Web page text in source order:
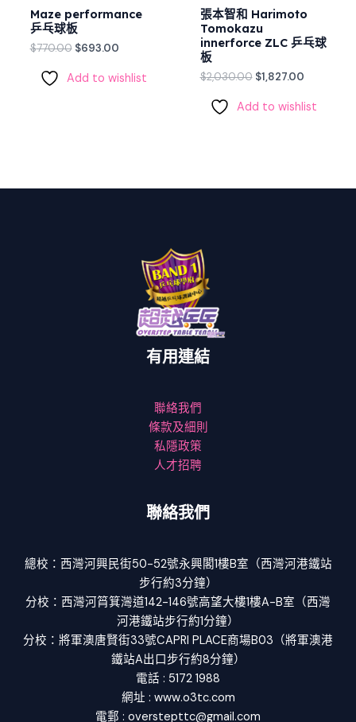
Maze performance
乒乓球板
$770.00 $693.00
Add to wishlist
張本智和 Harimoto
Tomokazu
innerforce ZLC 乒乓球
板
$2,030.00 $1,827.00
Add to wishlist
有用連結
聯絡我們
條款及細則
私隱政策
人才招聘
聯絡我們
總校：西灣河興民街50-52號永興閣1樓B室（西灣河港鐵站
步行約3分鐘）
分校：西灣河筲箕灣道142-146號高望大樓1樓A-B室（西灣
河港鐵站步行約1分鐘）
分校：將軍澳唐賢街33號CAPRI PLACE商場B03（將軍澳港
鐵站A出口步行約8分鐘）
電話 : 5172 1988
網址 : www.o3tc.com
電郵 : overstepttc@gmail.com